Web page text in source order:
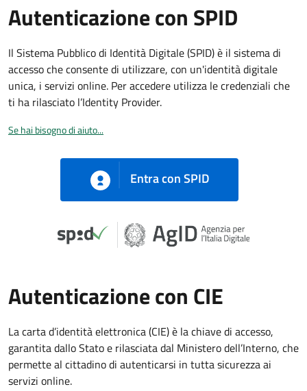
Autenticazione con SPID
Il Sistema Pubblico di Identità Digitale (SPID) è il sistema di
accesso che consente di utilizzare, con un'identità digitale
unica, i servizi online. Per accedere utilizza le credenziali che
ti ha rilasciato l’Identity Provider.
Se hai bisogno di aiuto...
Entra con SPID
Autenticazione con CIE
La carta d’identità elettronica (CIE) è la chiave di accesso,
garantita dallo Stato e rilasciata dal Ministero dell’Interno, che
permette al cittadino di autenticarsi in tutta sicurezza ai
servizi online.